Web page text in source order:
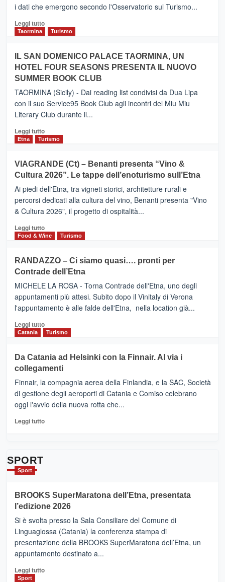
tra
e
Zanzibar
da
Neos
i dati che emergono secondo l'Osservatorio sul Turismo...
Leggi tuttoLeggi
PIEDIMONTE
ETNEO
–
Meta
turistica
privilegiata
secondo
dati
di
Anche
la
Alcantara
nei
primi
nella
classifica
Taormina Turismo
IL SAN DOMENICO PALACE TAORMINA, UN
HOTEL FOUR SEASONS PRESENTA IL NUOVO
SUMMER BOOK CLUB
TAORMINA (Sicily) - Dai reading list condivisi da Dua Lipa
con il suo Service95 Book Club agli incontri del Miu Miu
Literary Club durante il...
Leggi tuttoLeggi
di
IL
SAN
DOMENICO
PALACE
TAORMINA,
UN
HOTEL
FOUR
IL
NUOVO
SUMMER
CLUB
Etna Turismo
VIAGRANDE (Ct) – Benanti presenta “Vino &
Cultura 2026”. Le tappe dell’enoturismo sull’Etna
Ai piedi dell'Etna, tra vigneti storici, architetture rurali e
percorsi dedicati alla cultura del vino, Benanti presenta "Vino
& Cultura 2026", il progetto di ospitalità...
Leggi tuttoLeggi
di
VIAGRANDE
(Ct)
–
Benanti
presenta
“Vino
&
Cultura
tappe
dell’enoturismo
Food & Wine Turismo
RANDAZZO – Ci siamo quasi…. pronti per
Contrade dell’Etna
MICHELE LA ROSA - Torna Contrade dell'Etna, uno degli
appuntamenti più attesi. Subito dopo il Vinitaly di Verona
l'appuntamento è alle falde dell'Etna, nella location già...
Leggi tuttoLeggi
di
RANDAZZO
–
Ci
siamo
quasi….
pronti
per
Catania Turismo
Da Catania ad Helsinki con la Finnair. Al via i
collegamenti
Finnair, la compagnia aerea della Finlandia, e la SAC, Società
di gestione degli aeroporti di Catania e Comiso celebrano
oggi l'avvio della nuova rotta che...
Leggi tuttoLeggi
con
la
Al
via
i
collegamenti
SPORT
Sport
BROOKS SuperMaratona dell’Etna, presentata
l’edizione 2026
Si è svolta presso la Sala Consiliare del Comune di
Linguaglossa (Catania) la conferenza stampa di
presentazione della BROOKS SuperMaratona dell’Etna, un
appuntamento destinato a...
Leggi tuttoLeggi
Sport